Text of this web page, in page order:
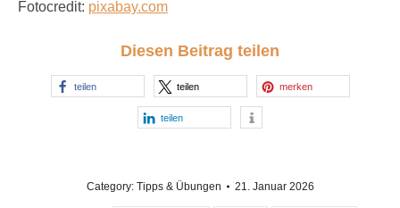
Fotocredit: pixabay.com
Diesen Beitrag teilen
teilen teilen merken
teilen
Category: Tipps & Übungen 21. Januar 2026